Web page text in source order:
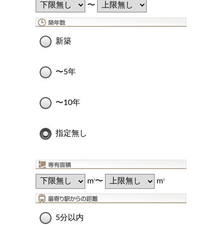
〜
新築
〜5年
〜10年
指定無し
m2〜 m2
5分以内